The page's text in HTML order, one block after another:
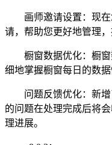
画师邀请设置：现在
请，帮助您更好地管理，
橱窗数据优化：橱窗
细地掌握橱窗每日的数据
问题反馈优化：新增
的问题在处理完成后将
理进展。